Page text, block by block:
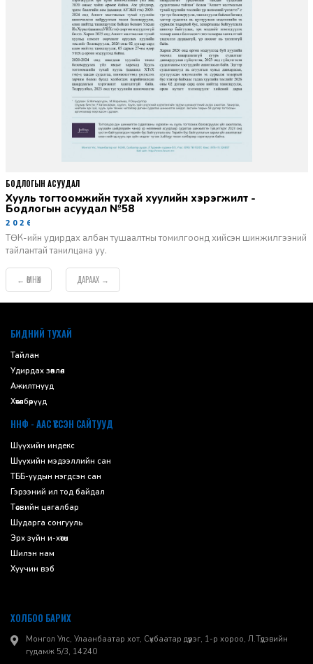
Хууль тогтоомжийн тухай хуулийн хэрэгжилт -
Бодлогын асуудал №58
2026-06-02
ТӨК-ийн удирдах албан тушаалтны томилгоонд хийсэн шинжилгээний
тайлантай танилцана уу.
БОДЛОГЫН АСУУДАЛ
← ӨМНӨХ ДАРААХ →
БИДНИЙ ТУХАЙ
Тайлан
Удирдах зөвлөл
Ажилтнууд
Хөтөлбөрүүд
ННФ - ААС ҮҮССЭН САЙТУУД
Шүүхийн индекс
Шүүхийн мэдээллийн сан
ТББ-уудын нэгдсэн сан
Гэрээний ил тод байдал
Төсвийн цагалбар
Шударга сонгууль
Эрх зүйн и-хөтөч
Шилэн нам
Хуучин вэб
ХОЛБОО БАРИХ
Монгол Улс, Улаанбаатар хот, Сүхбаатар дүүрэг, 1-р хороо, ​Л.Түдэвийн
гудамж 5/3, 14240